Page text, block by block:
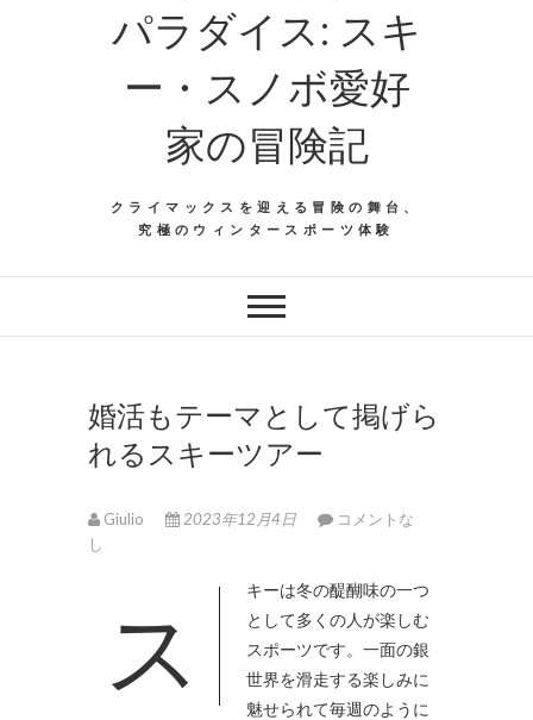
パラダイス: スキ
ー・スノボ愛好
家の冒険記
クライマックスを迎える冒険の舞台、
究極のウィンタースポーツ体験
婚活もテーマとして掲げら
れるスキーツアー
Giulio 2023年12月4日
コメントな
し
スキーは冬の醍醐味の一つ
として多くの人が楽しむ
スポーツです。 一面の銀
世界を滑走する楽しみに
魅せられて毎週のように